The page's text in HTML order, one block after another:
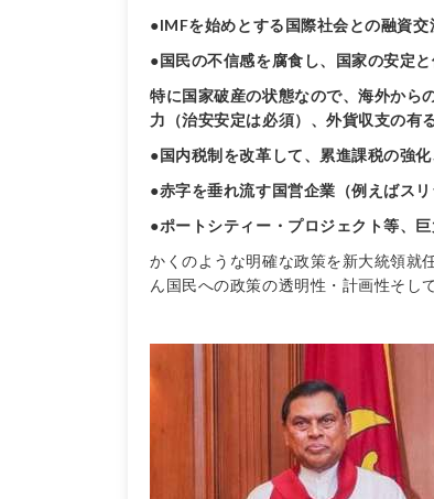
●IMFを始めとする国際社会との融資交
●国民の不信感を腐食し、国家の安定
特に国家破産の状態なので、海外から
力（治安安定は必須）、外貨収支の有
●国内税制を改革して、累進課税の強
●赤字を垂れ流す国営企業（例えばス
●ポートシティー・プロジェクト等、
かくのような明確な政策を新大統領就
ん国民への政策の透明性・計画性そし